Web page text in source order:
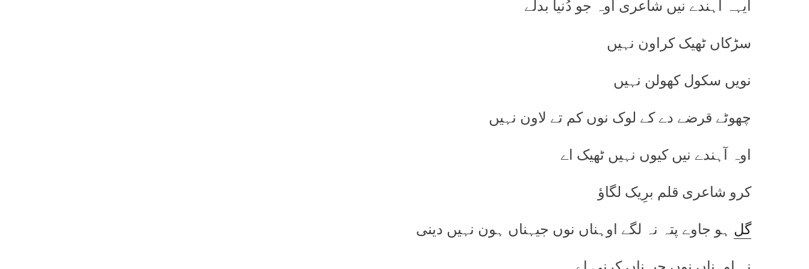
ایہہ آہندے نیں شاعری اوہ جو دُنیا بدلے
سڑکاں ٹھیک کراون نہیں
نویں سکول کھولن نہیں
چھوٹے قرضے دے کے لوک نوں کم تے لاون نہیں
اوہ آہندے نیں کیوں نہیں ٹھیک اے
کرو شاعری قلم برِیک لگاؤ
گل ہو جاوے پتہ نہ لگے اوہناں نوں جیہناں ہون نہیں دینی